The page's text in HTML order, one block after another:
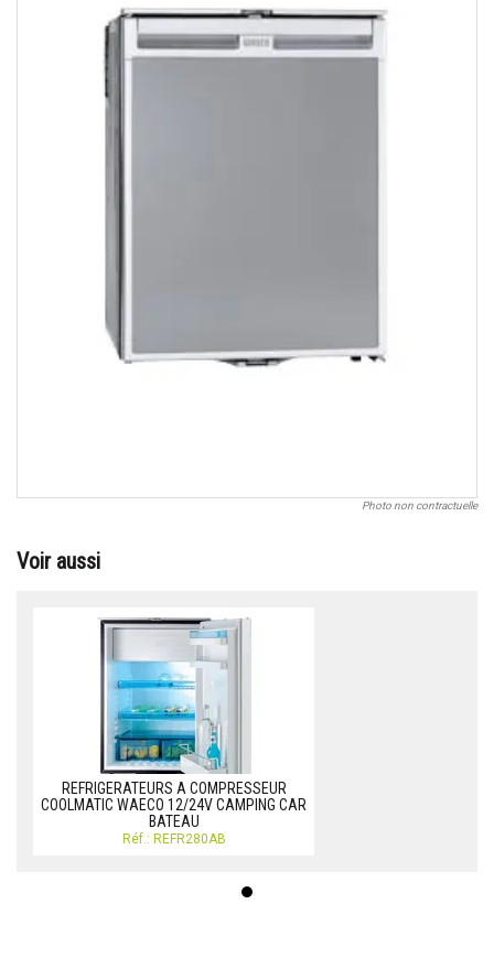
Photo non contractuelle
Voir aussi
REFRIGERATEURS A COMPRESSEUR
COOLMATIC WAECO 12/24V CAMPING CAR
BATEAU
Réf.: REFR280AB